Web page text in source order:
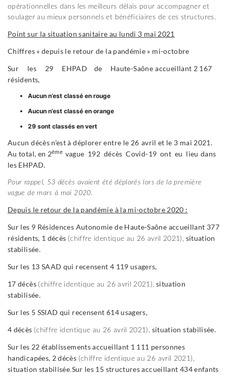
opérationnelles dans les meilleurs délais pour accompagner et
soulager au mieux personnels et bénéficiaires de ces structures.
Point sur la situation sanitaire au lundi 3 mai 2021
Chiffres « depuis le retour de la pandémie » mi-octobre
Sur les 29 EHPAD de Haute-Saône accueillant 2 167
résidents,
Aucun n’est classé en rouge
Aucun n’est classé en orange
29 sont classés en vert
Aucun décès n’est à déplorer entre le 26 avril et le 3 mai 2021.
Au total, en 2ème vague 192 décès Covid-19 ont eu lieu dans
les EHPAD.
Pour rappel, 53 décès avaient été déplorés lors de la première
vague de mars à mai 2020.
Depuis le retour de la pandémie à la mi-octobre 2020 :
Sur les 9 Résidences Autonomie de Haute-Saône accueillant 377
résidents, 1 décès (chiffre identique au 26 avril 2021), situation
stabilisée.
Sur les 13 SAAD qui recensent 4 119 usagers,
17 décès(chiffre identique au 26 avril 2021), situation
stabilisée.
Sur les 5 SSIAD qui recensent 614 usagers,
4 décès (chiffre identique au 26 avril 2021), situation stabilisée.
Sur les 22 établissements accueillant 1 111 personnes
handicapées, 2 décès (chiffre identique au 26 avril 2021),
situation stabilisée.Sur les 15 structures accueillant 434 enfants